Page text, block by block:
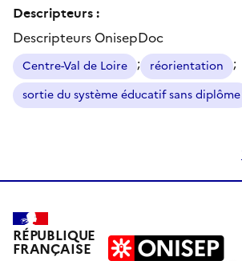
Descripteurs :
Descripteurs OnisepDoc
Centre-Val de Loire ; réorientation ;
sortie du système éducatif sans diplôme
RÉPUBLIQUE
FRANÇAISE